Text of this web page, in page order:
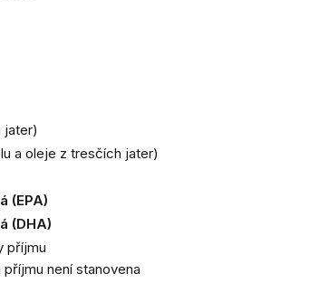
jater)
a oleje z tresčích jater)
(EPA)
(DHA)
příjmu
není stanovena